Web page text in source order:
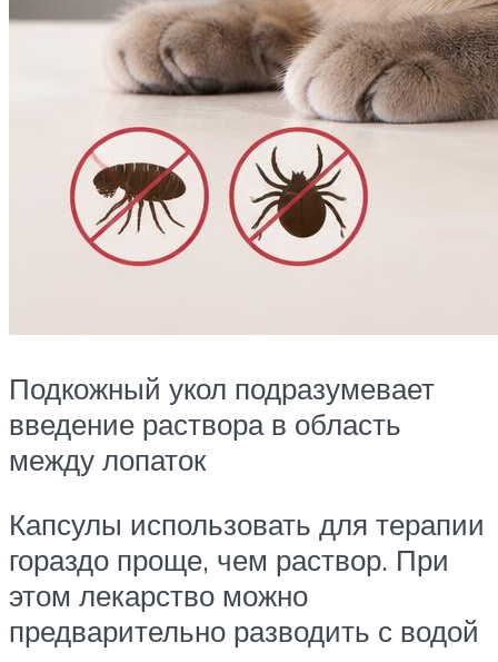
Подкожный укол подразумевает
введение раствора в область
между лопаток
Капсулы использовать для терапии
гораздо проще, чем раствор. При
этом лекарство можно
предварительно разводить с водой